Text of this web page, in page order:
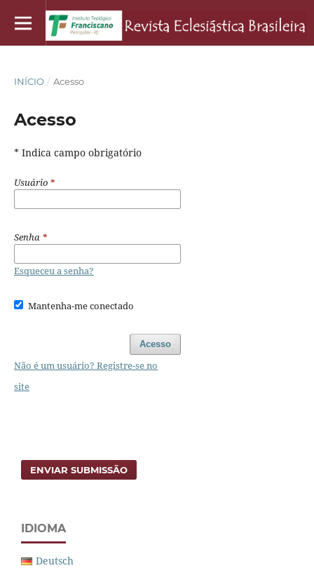
INÍCIO / Acesso
Acesso
* Indica campo obrigatório
Usuário *
Senha *
Esqueceu a senha?
Mantenha-me conectado
Acesso
Não é um usuário? Registre-se no
site
ENVIAR SUBMISSÃO
IDIOMA
Deutsch